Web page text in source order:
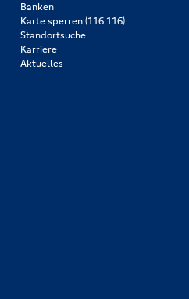
Banken
Karte sperren (116 116)
Standortsuche
Karriere
Aktuelles